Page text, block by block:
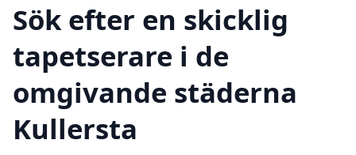
Sök efter en skicklig
tapetserare i de
omgivande städerna
Kullersta